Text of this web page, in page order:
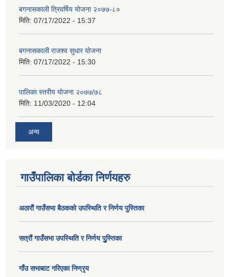
बगनासकाली त्रिवर्षिय याेजना २०७७-८०
मिति: 07/17/2022 - 15:37
बगनासकाली राजश्व सुधार याेजना
मिति: 07/17/2022 - 15:30
पालिका स्तरीय योजना २०७७/७८
मिति: 11/03/2020 - 12:04
अन्य
गाउँपालिका बोर्डका निर्णयहरु
अठाराैं गाउँसभा बैठकको उपस्थिति र निर्णय पुस्तिका
सत्राैं गाउँसभा उपस्थिति र निर्णय पुु्स्तिका
गाँउ सभाबाट गरिएका निण्रृय